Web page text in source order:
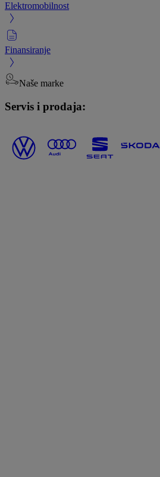
Elektromobilnost
Finansiranje
Naše marke
Servis i prodaja: